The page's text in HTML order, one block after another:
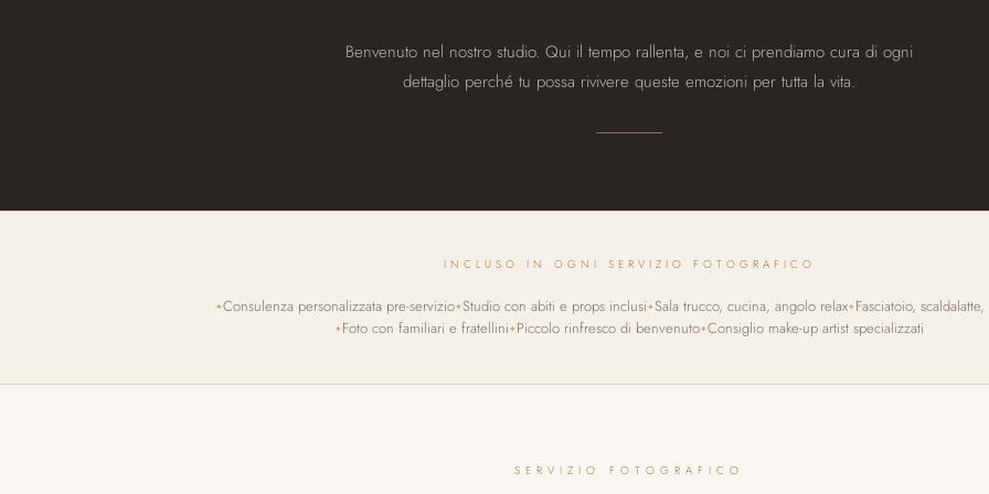
Benvenuto nel nostro studio. Qui il tempo rallenta, e noi ci prendiamo cura di ogni
dettaglio perché tu possa rivivere queste emozioni per tutta la vita.
INCLUSO IN OGNI SERVIZIO FOTOGRAFICO
Consulenza personalizzata pre-servizio Studio con abiti e props inclusi Sala trucco, cucina, angolo relax Fasciatoio,
Foto con familiari e fratellini Piccolo rinfresco di benvenuto Consiglio make-up artist specializzati
SERVIZIO FOTOGRAFICO